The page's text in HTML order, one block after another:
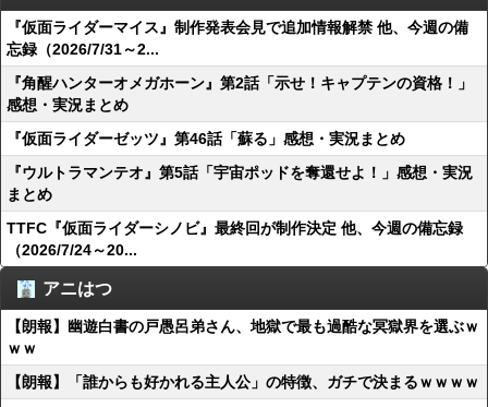
『仮面ライダーマイス』制作発表会見で追加情報解禁 他、今週の備
忘録（2026/7/31～2...
『角醒ハンターオメガホーン』第2話「示せ！キャプテンの資格！」
感想・実況まとめ
『仮面ライダーゼッツ』第46話「蘇る」感想・実況まとめ
『ウルトラマンテオ』第5話「宇宙ポッドを奪還せよ！」感想・実況
まとめ
TTFC『仮面ライダーシノビ』最終回が制作決定 他、今週の備忘録
（2026/7/24～20...
アニはつ
【朗報】幽遊白書の戸愚呂弟さん、地獄で最も過酷な冥獄界を選ぶｗ
ｗｗ
【朗報】「誰からも好かれる主人公」の特徴、ガチで決まるｗｗｗｗ